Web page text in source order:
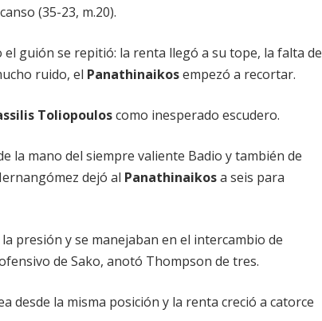
(35-23, m.20).
guión se repitió: la renta llegó a su tope, la falta de
ruido, el Panathinaikosempezó a recortar.
Toliopouloscomo inesperado escudero.
la mano del siempre valiente Badio y también de
dejó al Panathinaikosa seis para
presión y se manejaban en el intercambio de
de Sako, anotó Thompson de tres.
desde la misma posición y la renta creció a catorce